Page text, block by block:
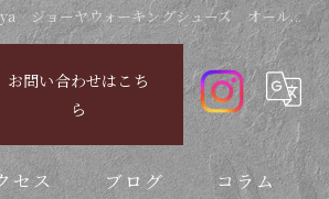
ジョーヤウォーキングシューズ オール...
お問い合わせはこち
ら
セス ブログ コラム